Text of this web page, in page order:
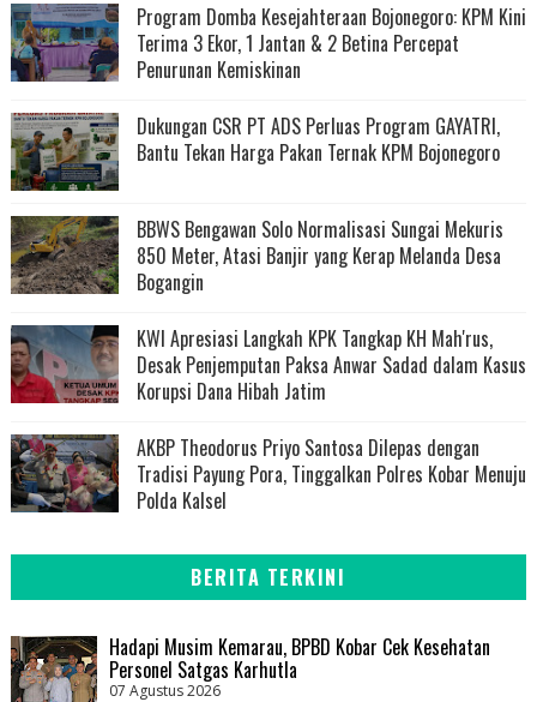
Program Domba Kesejahteraan Bojonegoro: KPM Kini
Terima 3 Ekor, 1 Jantan & 2 Betina Percepat
Penurunan Kemiskinan
Dukungan CSR PT ADS Perluas Program GAYATRI,
Bantu Tekan Harga Pakan Ternak KPM Bojonegoro
BBWS Bengawan Solo Normalisasi Sungai Mekuris
850 Meter, Atasi Banjir yang Kerap Melanda Desa
Bogangin
KWI Apresiasi Langkah KPK Tangkap KH Mah'rus,
Desak Penjemputan Paksa Anwar Sadad dalam Kasus
Korupsi Dana Hibah Jatim
AKBP Theodorus Priyo Santosa Dilepas dengan
Tradisi Payung Pora, Tinggalkan Polres Kobar Menuju
Polda Kalsel
BERITA TERKINI
Hadapi Musim Kemarau, BPBD Kobar Cek Kesehatan
Personel Satgas Karhutla
07 Agustus 2026